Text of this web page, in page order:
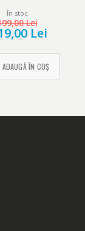
inghinala
inghinala pentru
confort.
Albastru
În stoc
Lei
Lei
ADAUGĂ ÎN COȘ